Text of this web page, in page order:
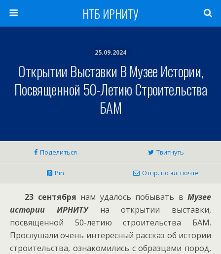
НТБ ИРНИТУ
25.09.2024
Открытии Выставки В Музее Истории,
Посвященной 50-Летию Строительства
БАМ
Поделиться Твитнуть
Pin Отпр. по эл. почте
23 сентября нам удалось побывать вМузее
истории ИРНИТУна открытии выставки,
посвященной 50-летию строительства БАМ.
Прослушали очень интересный рассказ об истории
строительства, ознакомились с образцами пород,